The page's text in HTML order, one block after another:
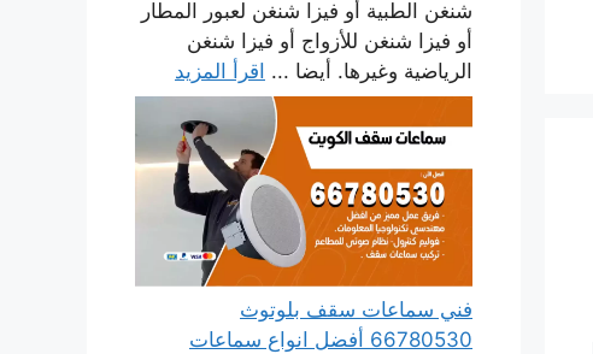
شنغن الطبية أو فيزا شنغن لعبور المطار
أو فيزا شنغن للأزواج أو فيزا شنغن
الرياضية وغيرها. أيضا ... اقرأ المزيد
فني سماعات سقف بلوتوث
66780530 أفضل انواع سماعات